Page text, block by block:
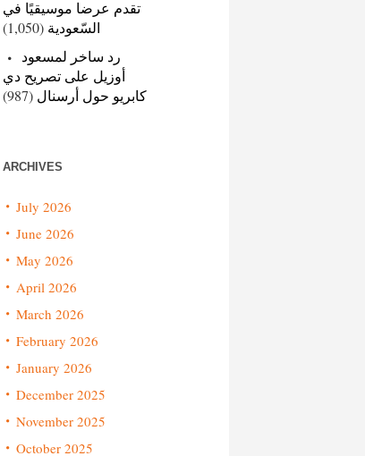
تقدم عرضا موسيقيًا في
السّعودية (1,050)
رد ساخر لمسعود
أوزيل على تصريح دي
كابريو حول أرسنال (987)
ARCHIVES
July 2026
June 2026
May 2026
April 2026
March 2026
February 2026
January 2026
December 2025
November 2025
October 2025